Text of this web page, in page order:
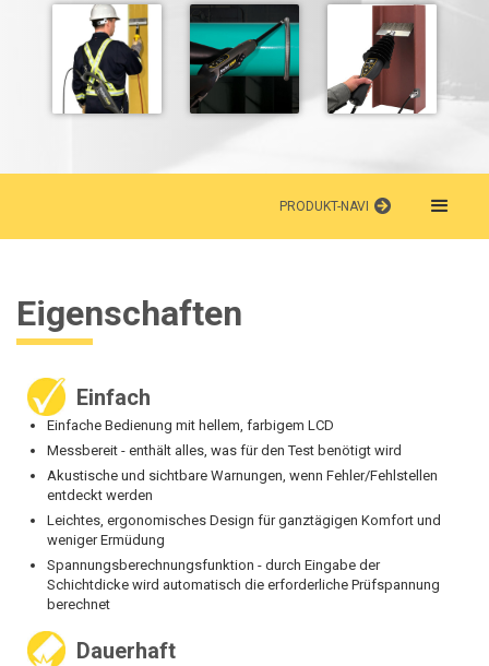
PRODUKT-NAVI
Eigenschaften
Einfach
Einfache Bedienung mit hellem, farbigem LCD
Messbereit - enthält alles, was für den Test benötigt wird
Akustische und sichtbare Warnungen, wenn Fehler/Fehlstellen
entdeckt werden
Leichtes, ergonomisches Design für ganztägigen Komfort und
weniger Ermüdung
Spannungsberechnungsfunktion - durch Eingabe der
Schichtdicke wird automatisch die erforderliche Prüfspannung
berechnet
Dauerhaft